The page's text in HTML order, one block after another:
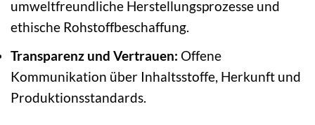
umweltfreundliche Herstellungsprozesse und
ethische Rohstoffbeschaffung.
Transparenz und Vertrauen: Offene
Kommunikation über Inhaltsstoffe, Herkunft und
Produktionsstandards.